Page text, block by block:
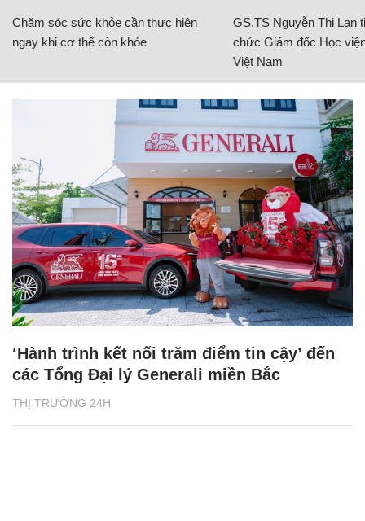
Chăm sóc sức khỏe cần thực hiện
ngay khi cơ thể còn khỏe
GS.TS Nguyễn Thị Lan
chức Giám đốc Học
Việt Nam
THỊ TRƯỜNG 24H
‘Hành trình kết nối trăm điểm tin cậy’ đến
các Tổng Đại lý Generali miền Bắc